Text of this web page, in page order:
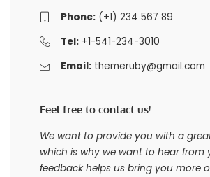
Phone:(+1) 234 567 89
Tel:+1-541-234-3010
Email: themeruby@gmail.com
Feel free to contact us!
We want to provide you with a
which is why we want to hear from
feedback helps us bring you more